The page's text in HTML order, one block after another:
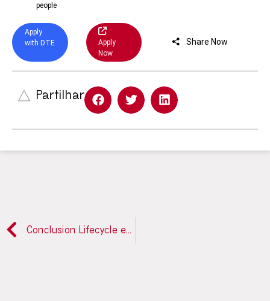
people
Apply
with DTE
Apply
Now
Share Now
Partilhar
Conclusion Lifecycle estabelece parceria com a Dynatrace para expandir Managed Services de Observabilidade potenciados por IA na Península Ibérica